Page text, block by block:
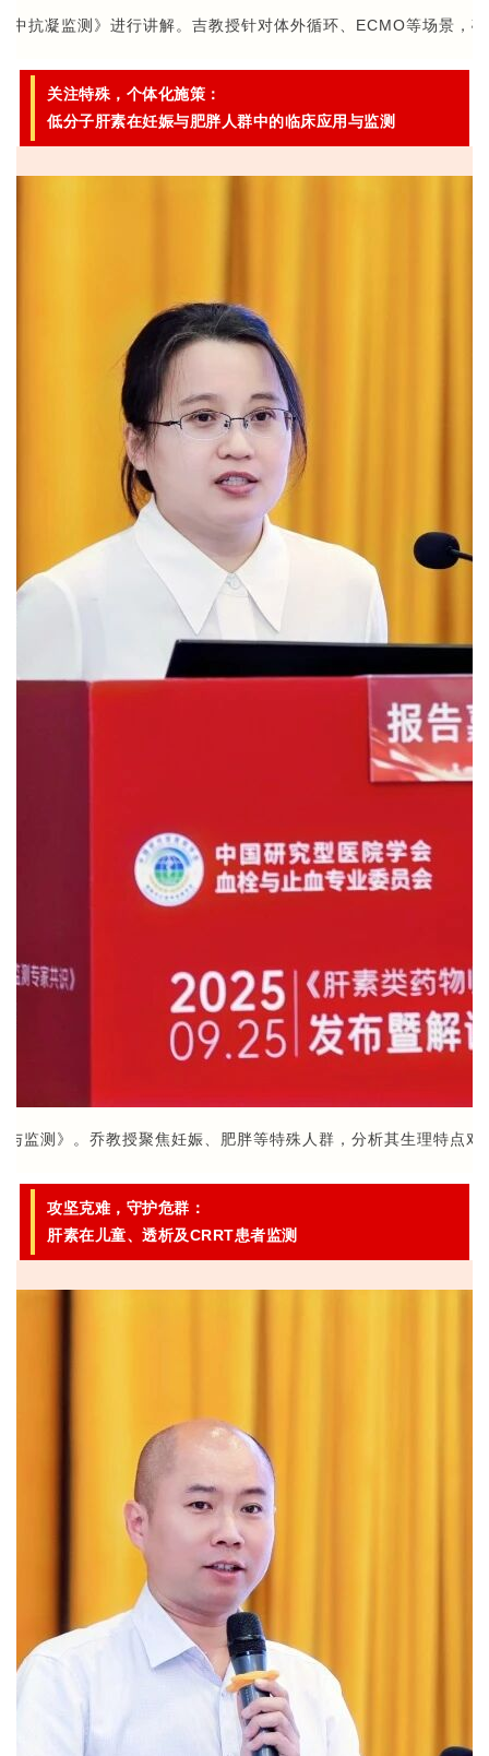
抗凝监测》进行讲解。吉教授针对体外循环、ECMO等场景，
关注特殊，个体化施策：
低分子肝素在妊娠与肥胖人群中的临床应用与监测
监测》。乔教授聚焦妊娠、肥胖等特殊人群，分析其生理特点
攻坚克难，守护危群：
肝素在儿童、透析及CRRT患者监测